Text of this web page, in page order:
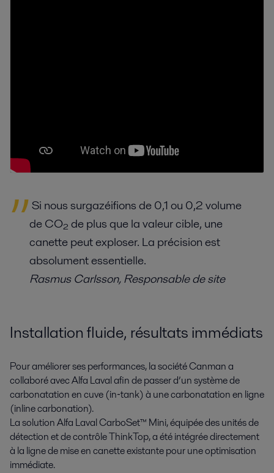
Si nous surgazéifions de 0,1 ou 0,2 volume
de CO₂ de plus que la valeur cible, une
canette peut exploser. La précision est
absolument essentielle.
Rasmus Carlsson, Responsable de site
Installation fluide, résultats immédiats
Pour améliorer ses performances, la société Canman a
collaboré avec Alfa Laval afin de passer d’un système de
carbonatation en cuve (in‑tank) à une carbonatation en ligne
(inline carbonation).
La solution Alfa Laval CarboSet™ Mini, équipée des unités de
détection et de contrôle ThinkTop, a été intégrée directement
à la ligne de mise en canette existante pour une optimisation
immédiate.